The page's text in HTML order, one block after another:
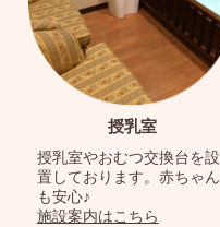
授乳室
授乳室やおむつ交換台を設
置しております。赤ちゃん
も安心♪
施設案内はこちら